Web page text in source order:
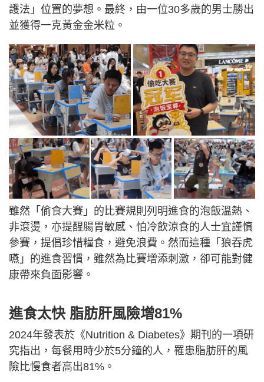
護法」位置的夢想。最終，由一位30多歲的男士勝出
並獲得一克黃金金米粒。
雖然「偷食大賽」的比賽規則列明進食的泡飯溫熱、
非滾燙，亦提醒腸胃敏感、怕冷飲涼食的人士宜謹慎
參賽，提倡珍惜糧食，避免浪費。然而這種「狼吞虎
嚥」的進食習慣，雖然為比賽增添刺激，卻可能對健
康帶來負面影響。
進食太快 脂肪肝風險增81%
2024年發表於《Nutrition & Diabetes》期刊的一項研
究指出，每餐用時少於5分鐘的人，罹患脂肪肝的風
險比慢食者高出81%。